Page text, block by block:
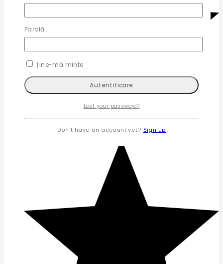
Parolă
Ține-mă minte
Lost your password?
Don't have an account yet? Sign up